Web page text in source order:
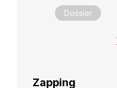
Dossier
Zapping